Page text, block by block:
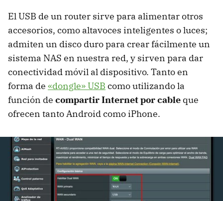
El USB de un router sirve para alimentar otros
accesorios, como altavoces inteligentes o luces;
admiten un disco duro para crear fácilmente un
sistema NAS en nuestra red, y sirven para dar
conectividad móvil al dispositivo. Tanto en
forma de «dongle» USB como utilizando la
función de compartir Internet por cable que
ofrecen tanto Android como iPhone.